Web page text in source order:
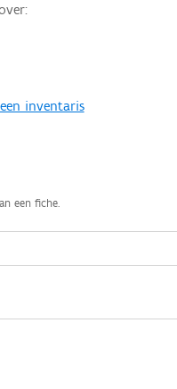
inventaris
een fiche.